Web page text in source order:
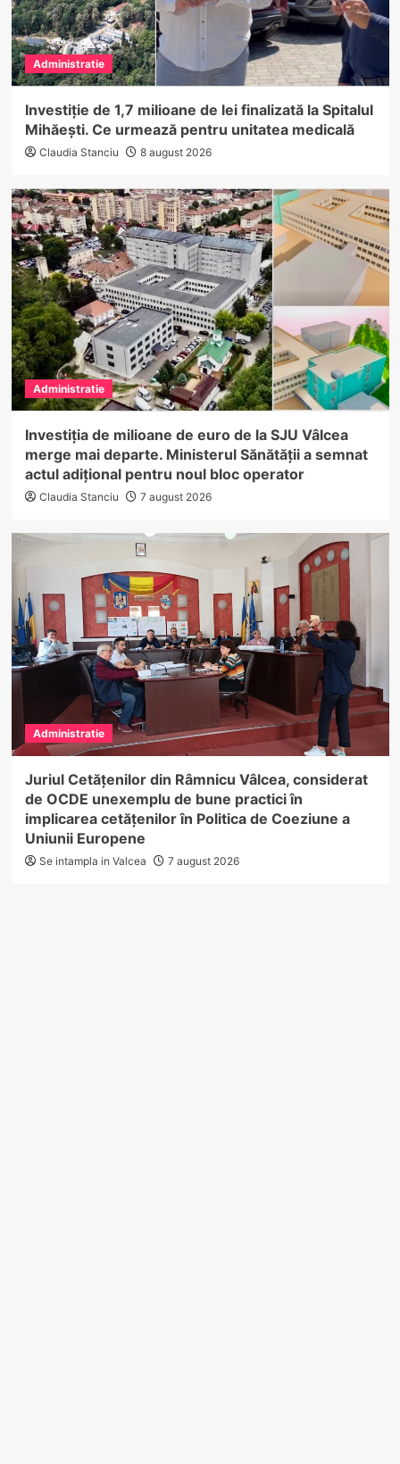
Administratie
Investiție de 1,7 milioane de lei finalizată la Spitalul
Mihăești. Ce urmează pentru unitatea medicală
Claudia Stanciu 8 august 2026
Administratie
Investiția de milioane de euro de la SJU Vâlcea
merge mai departe. Ministerul Sănătății a semnat
actul adițional pentru noul bloc operator
Claudia Stanciu 7 august 2026
Administratie
Juriul Cetățenilor din Râmnicu Vâlcea, considerat
de OCDE unexemplu de bune practici în
implicarea cetățenilor în Politica de Coeziune a
Uniunii Europene
Se intampla in Valcea 7 august 2026